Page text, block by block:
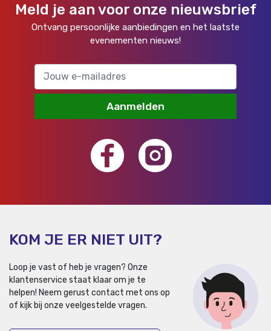
Meld je aan voor onze nieuwsbrief
Ontvang persoonlijke aanbiedingen en het laatste
evenementen nieuws!
Aanmelden
KOM JE ER NIET UIT?
Loop je vast of heb je vragen? Onze
klantenservice staat klaar om je te
helpen! Neem gerust contact met ons op
of kijk bij onze veelgestelde vragen.